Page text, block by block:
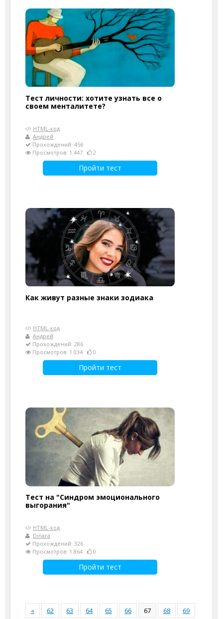
Тест личности: хотите узнать все о
своем менталитете?
HTML-код
Андрей
Прохождений: 456
Просмотров: 1 447
2
Пройти тест
Как живут разные знаки зодиака
HTML-код
Андрей
Прохождений: 286
Просмотров: 1 034
0
Пройти тест
Тест на "Синдром эмоционального
выгорания"
HTML-код
Dinara
Прохождений: 326
Просмотров: 1 864
0
Пройти тест
« 62 63 64 65 66 67 68
69